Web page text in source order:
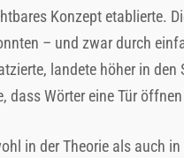
Konzept etablierte.
– und zwar durch
landete höher in
dass Wörter eine Tür
in der Theorie als auch